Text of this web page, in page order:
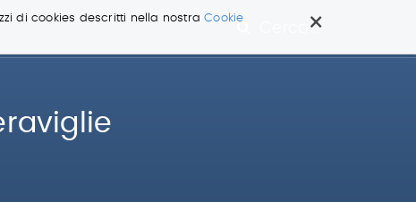
×
di cookies descritti nella nostraCookie
Cerca ...